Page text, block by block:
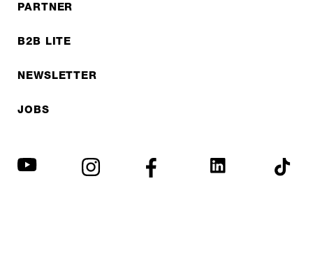
PARTNER
B2B LITE
NEWSLETTER
JOBS